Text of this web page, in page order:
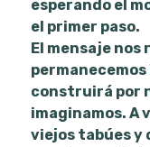
esperando el
el primer paso.
El mensaje nos
construirá por
imaginamos. A
viejos tabúes y